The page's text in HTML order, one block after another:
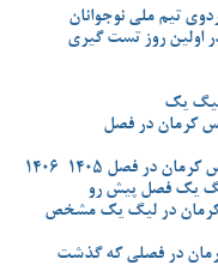
تیم ملی نوجوانان
اولین روز تست گیری
لیگ یک
کرمان در فصل
در فصل 1405-1406
یک فصل پیش رو
کرمان در لیگ یک مشخص
در فصلی که گذشت